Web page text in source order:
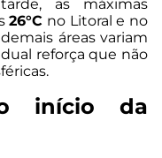
as máximas
26°C no Litoral e no
áreas variam
reforça que não
início da